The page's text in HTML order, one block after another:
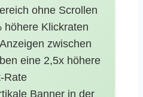
ohne Scrollen
höhere Klickraten
Anzeigen zwischen
eine 2,5x höhere
Rate
Banner in der